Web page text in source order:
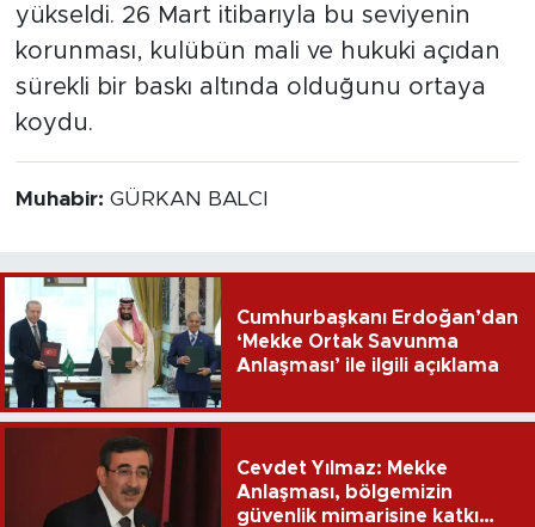
yükseldi. 26 Mart itibarıyla bu seviyenin
korunması, kulübün mali ve hukuki açıdan
sürekli bir baskı altında olduğunu ortaya
koydu.
Muhabir: GÜRKAN BALCI
Cumhurbaşkanı Erdoğan’dan
‘Mekke Ortak Savunma
Anlaşması’ ile ilgili açıklama
Cevdet Yılmaz: Mekke
Anlaşması, bölgemizin
güvenlik mimarisine katkı